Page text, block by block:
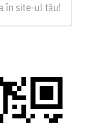
în site-ul tău!